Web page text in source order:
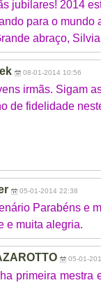
jubilares! 2014
para o mundo
abraço,
08-01-2014 10:56
irmãs. Sigam
de fidelidade
05-01-2014 22:38
Parabéns e
e muita alegria.
05-01-
primeira